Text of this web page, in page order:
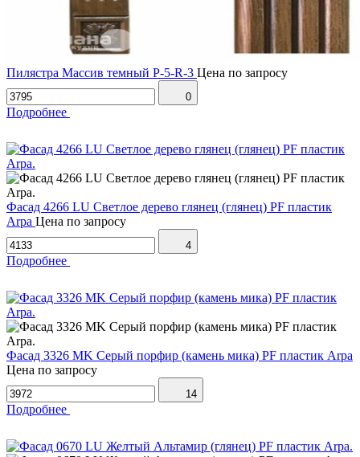
Пилястра Массив темный P-5-R-3 Цена по запросу
0
Подробнее
Фасад 4266 LU Светлое дерево глянец (глянец) PF пластик
Arpa Цена по запросу
4
Подробнее
Фасад 3326 MK Серый порфир (камень мика) PF пластик Arpa
Цена по запросу
14
Подробнее